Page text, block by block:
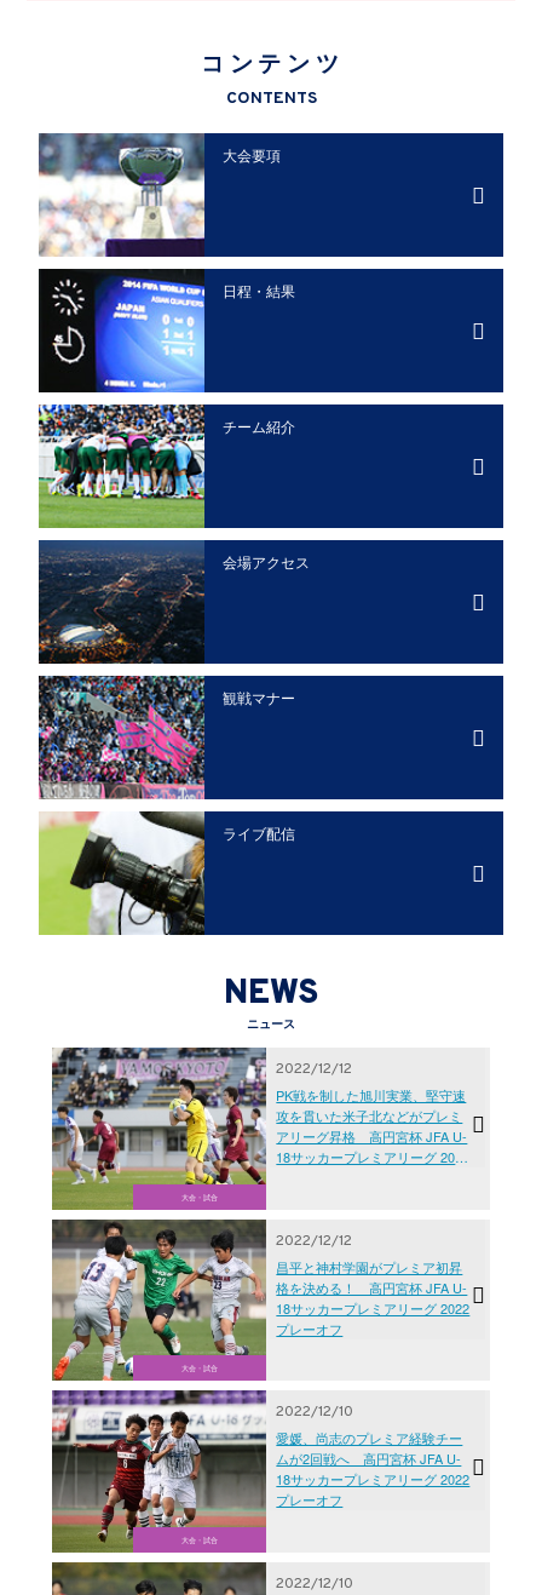
コンテンツ
CONTENTS
大会要項
日程・結果
チーム紹介
会場アクセス
観戦マナー
ライブ配信
NEWS
ニュース
大会・試合
2022/12/12
PK戦を制した旭川実業、堅守速
攻を貫いた米子北などがプレミ
アリーグ昇格 高円宮杯 JFA U-
18サッカープレミアリーグ 2022
大会・試合
2022/12/12
昌平と神村学園がプレミア初昇
格を決める！ 高円宮杯 JFA U-
18サッカープレミアリーグ 2022
プレーオフ
大会・試合
2022/12/10
愛媛、尚志のプレミア経験チー
ムが2回戦へ 高円宮杯 JFA U-
18サッカープレミアリーグ 2022
プレーオフ
2022/12/10